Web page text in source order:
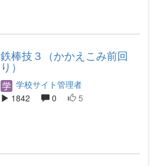
鉄棒技３（かかえこみ前回
り）
学校サイト管理者
1842
0 5